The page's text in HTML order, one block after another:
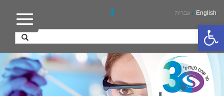
פתח סרגל נגישות
English
/ עברית